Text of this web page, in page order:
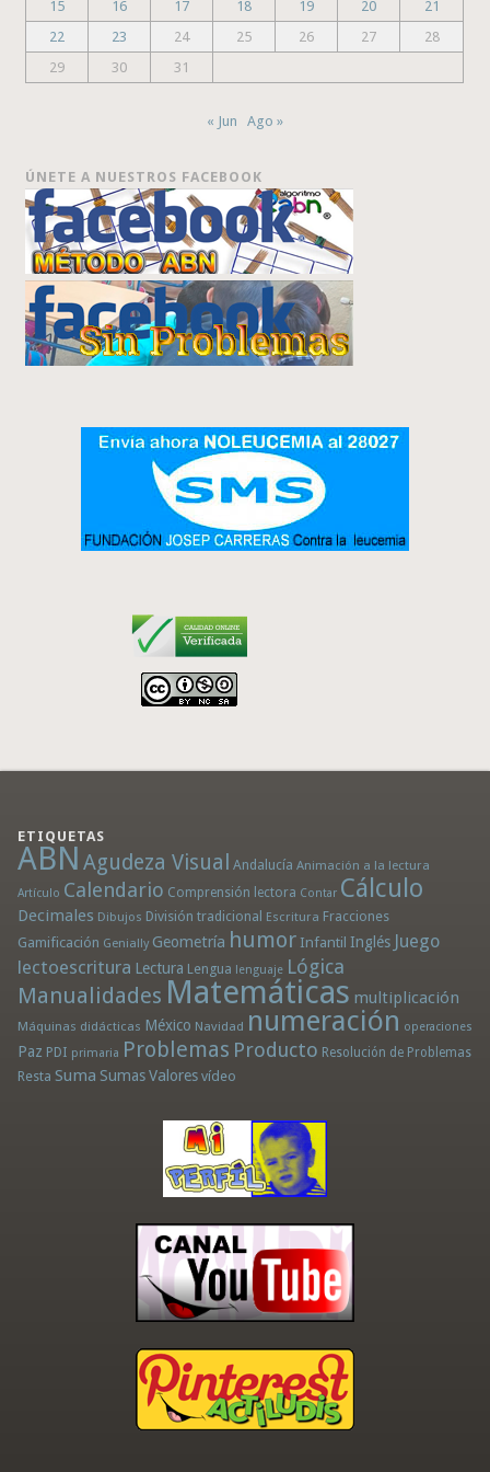
15
16 17 18 19 20
21
22
23 24 25 26 27
28
29
30 31
« Jun Ago »
ÚNETE A NUESTROS FACEBOOK
ETIQUETAS
ABN Agudeza Visual Andalucía Animación a la lectura
Artículo Calendario Comprensión lectora Contar Cálculo
Decimales Dibujos División tradicional Escritura Fracciones
Gamificación Genially Geometría humor Infantil Inglés Juego
lectoescritura Lectura Lengua lenguaje Lógica
Manualidades Matemáticas multiplicación
Máquinas didácticas México Navidad numeración operaciones
Paz PDI primaria Problemas Producto Resolución de Problemas
Resta Suma Sumas Valores vídeo